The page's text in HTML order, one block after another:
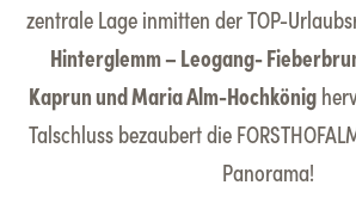
zentrale Lage inmitten der TOP-
Hinterglemm – Leogang-
Kaprun und Maria Alm-Hochkönig
Talschluss bezaubert die
Panorama!